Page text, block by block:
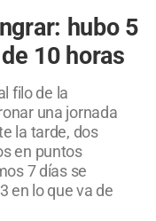
hubo 5
10 horas
filo de la
una jornada
la tarde, dos
en puntos
7 días se
en lo que va de